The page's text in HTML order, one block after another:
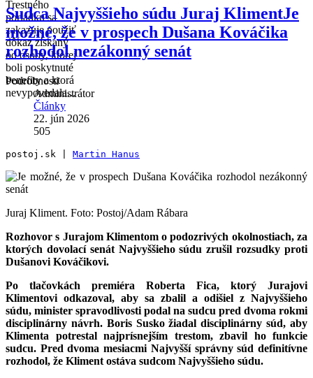
Trestného
poriadku sa
zakazuje použiť
dôkaz získaný
od osoby, ktorej
boli poskytnuté
benefity a ktorá
nevypovedala...
Sudca Najvyššieho súdu Juraj KlimentJe
možné, že v prospech Dušana Kováčika
rozhodol nezákonný senát
Podrobnosti
Administrátor
Články
22. jún 2026
505
postoj.sk | Martin Hanus
Juraj Kliment. Foto: Postoj/Adam Rábara
Rozhovor s Jurajom Klimentom o podozrivých okolnostiach, za
ktorých dovolací senát Najvyššieho súdu zrušil rozsudky proti
Dušanovi Kováčikovi.
Po tlačovkách premiéra Roberta Fica, ktorý Jurajovi
Klimentovi odkazoval, aby sa zbalil a odišiel z Najvyššieho
súdu, minister spravodlivosti podal na sudcu pred dvoma rokmi
disciplinárny návrh. Boris Susko žiadal disciplinárny súd, aby
Klimenta potrestal najprísnejším trestom, zbavil ho funkcie
sudcu. Pred dvoma mesiacmi Najvyšší správny súd definitívne
rozhodol, že Kliment ostáva sudcom Najvyššieho súdu.